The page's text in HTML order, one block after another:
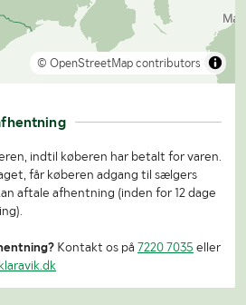
© OpenStreetMap contributors
indtil køberen har betalt for varen.
får køberen adgang til sælgers
aftale afhentning (inden for 12 dage
Kontakt os på 7220 7035 eller